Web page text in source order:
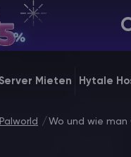
Mieten Hytale
Palworld Wo und wie man